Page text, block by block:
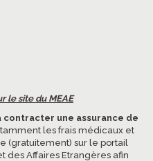
le site du MEAE
une assurance de
les frais médicaux et
(gratuitement) sur le portail
des Affaires Etrangères afin